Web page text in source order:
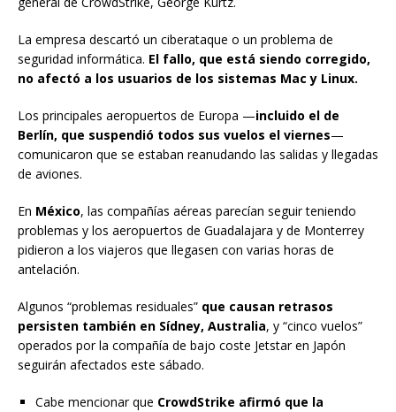
La empresa descartó un ciberataque o un problema de
seguridad informática. El fallo, que está siendo corregido,
no afectó a los usuarios de los sistemas Mac y Linux.
Los principales aeropuertos de Europa —incluido el de
Berlín, que suspendió todos sus vuelos el viernes—
comunicaron que se estaban reanudando las salidas y llegadas
de aviones.
En México, las compañías aéreas parecían seguir teniendo
problemas y los aeropuertos de Guadalajara y de Monterrey
pidieron a los viajeros que llegasen con varias horas de
antelación.
Algunos “problemas residuales” que causan retrasos
persisten también en Sídney, Australia, y “cinco vuelos”
operados por la compañía de bajo coste Jetstar en Japón
seguirán afectados este sábado.
Cabe mencionar que CrowdStrike afirmó que la